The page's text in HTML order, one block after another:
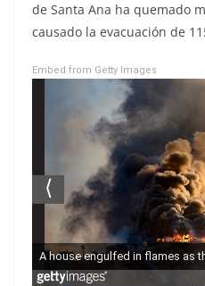
de Santa Ana ha quemado
causado la evacuación de
Embed from Getty Images